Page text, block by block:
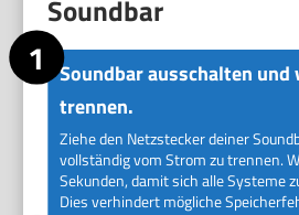
Soundbar
Soundbar ausschalten
trennen.
Ziehe den Netzstecker deiner
vollständig vom Strom zu trennen.
Sekunden, damit sich alle Systeme
Dies verhindert mögliche